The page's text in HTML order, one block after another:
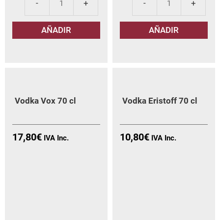
Eristoff
AÑADIR
de
AÑADIR
Vodka Vox 70 cl
17,80€
Vodka Eristoff 70 cl
10,80€